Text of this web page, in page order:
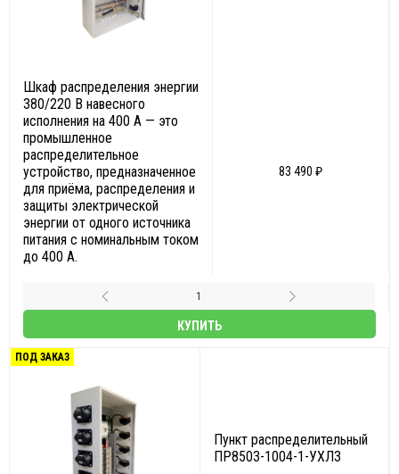
Шкаф распределения энергии
380/220 В навесного
исполнения на 400 А — это
промышленное
распределительное
устройство, предназначенное
для приёма, распределения и
защиты электрической
энергии от одного источника
питания с номинальным током
до 400 А.
83 490 ₽
КУПИТЬ
ПОД ЗАКАЗ
Пункт распределительный
ПР8503-1004-1-УХЛ3